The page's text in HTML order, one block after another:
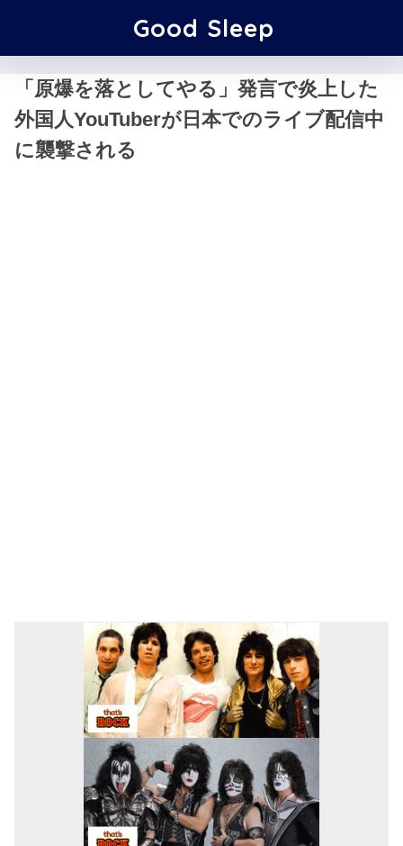
Good Sleep
「原爆を落としてやる」発言で炎上した
外国人YouTuberが日本でのライブ配信中
に襲撃される